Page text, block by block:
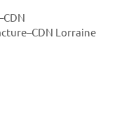
Lorraine